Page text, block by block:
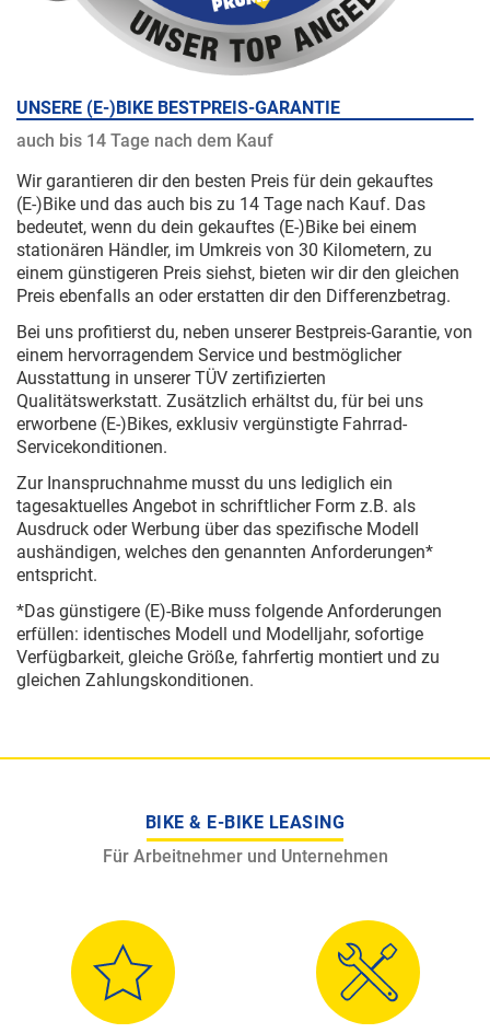
UNSERE (E-)BIKE BESTPREIS-GARANTIE
auch bis 14 Tage nach dem Kauf
Wir garantieren dir den besten Preis für dein gekauftes
(E-)Bike und das auch bis zu 14 Tage nach Kauf. Das
bedeutet, wenn du dein gekauftes (E-)Bike bei einem
stationären Händler, im Umkreis von 30 Kilometern, zu
einem günstigeren Preis siehst, bieten wir dir den gleichen
Preis ebenfalls an oder erstatten dir den Differenzbetrag.
Bei uns profitierst du, neben unserer Bestpreis-Garantie, von
einem hervorragendem Service und bestmöglicher
Ausstattung in unserer TÜV zertifizierten
Qualitätswerkstatt. Zusätzlich erhältst du, für bei uns
erworbene (E-)Bikes, exklusiv vergünstigte Fahrrad-
Servicekonditionen.
Zur Inanspruchnahme musst du uns lediglich ein
tagesaktuelles Angebot in schriftlicher Form z.B. als
Ausdruck oder Werbung über das spezifische Modell
aushändigen, welches den genannten Anforderungen*
entspricht.
*Das günstigere (E)-Bike muss folgende Anforderungen
erfüllen: identisches Modell und Modelljahr, sofortige
Verfügbarkeit, gleiche Größe, fahrfertig montiert und zu
gleichen Zahlungskonditionen.
BIKE & E-BIKE LEASING
Für Arbeitnehmer und Unternehmen